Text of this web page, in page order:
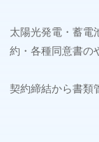
太陽光発電・蓄電
約・各種同意書の
契約締結から書類